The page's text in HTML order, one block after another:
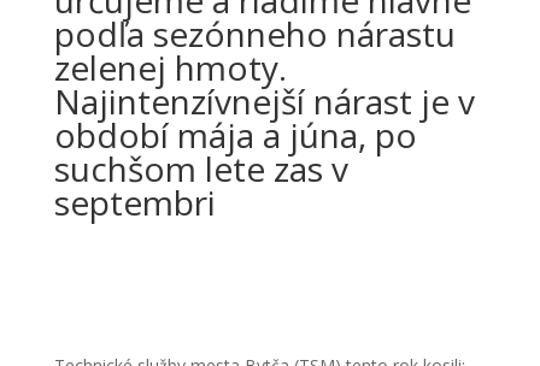
podľa sezónneho nárastu
zelenej hmoty.
Najintenzívnejší nárast je v
období mája a júna, po
suchšom lete zas v
septembri